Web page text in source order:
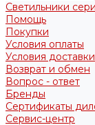
Светильники
Помощь
Покупки
Условия оплаты
Условия доставки
Возврат и обмен
Вопрос - ответ
Бренды
Сертификаты
Сервис-центр